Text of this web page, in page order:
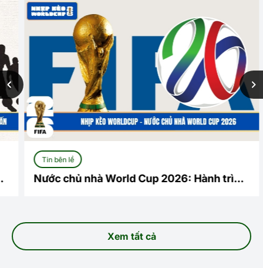
Xem tất cả
Tin bên lề
Nước chủ nhà World Cup 2026: Hành trình